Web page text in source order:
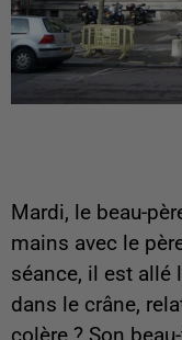
Mardi, le beau-
mains avec le
séance, il est allé
dans le crâne,
colère ? Son